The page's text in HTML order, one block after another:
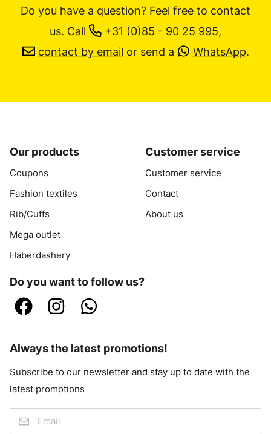
Do you have a question? Feel free to contact
us. Call +31 (0)85 - 90 25 995,
contact by email or send a WhatsApp.
Our products
Coupons
Fashion textiles
Rib/Cuffs
Mega outlet
Haberdashery
Customer service
Customer service
Contact
About us
Do you want to follow us?
Always the latest promotions!
Subscribe to our newsletter and stay up to date with the
latest promotions